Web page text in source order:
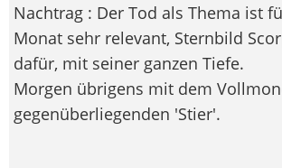
Nachtrag : Der Tod als Thema ist
Monat sehr relevant, Sternbild
dafür, mit seiner ganzen Tiefe.
Morgen übrigens mit dem
gegenüberliegenden 'Stier'.